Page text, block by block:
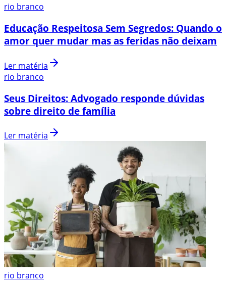
rio branco
Educação Respeitosa Sem Segredos: Quando o
amor quer mudar mas as feridas não deixam
Ler matéria
rio branco
Seus Direitos: Advogado responde dúvidas
sobre direito de família
Ler matéria
rio branco